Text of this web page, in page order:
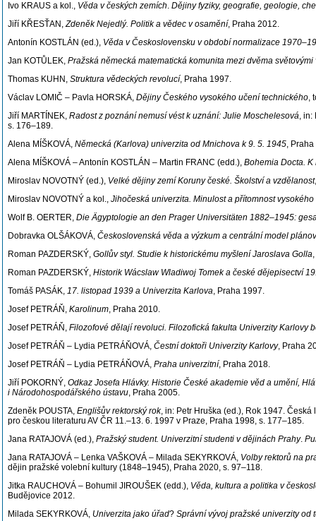
Ivo KRAUS a kol., Věda v českých zemích. Dějiny fyziky, geografie, geologie,
Jiří KŘESŤAN,Zdeněk Nejedlý. Politik a vědec v osamění, Praha 2012.
Antonín KOSTLÁN (ed.), Věda v Československu v období normalizace
Jan KOTŮLEK, Pražská německá matematická komunita mezi dvěma světovými
Thomas KUHN, Struktura vědeckých revolucí, Praha 1997.
Václav LOMIČ – Pavla HORSKÁ, Dějiny Českého vysokého učení technického,
Jiří MARTÍNEK, Radost z poznání nemusí vést k uznání: Julie Moschelesová, in:
s. 176–189.
Alena MÍŠKOVÁ, Německá (Karlova) univerzita od Mnichova k 9. 5. 1945,
Alena MÍŠKOVÁ – Antonín KOSTLÁN – Martin FRANC (edd.), Bohemia Docta.
Miroslav NOVOTNÝ (ed.), Velké dějiny zemí Koruny české. Školství a vzdělanost
Miroslav NOVOTNÝ a kol., Jihočeská univerzita. Minulost a přítomnost
Wolf B. OERTER, Die Ägyptologie an den Prager Universitäten 1882–1945:
Dobravka OLŠÁKOVÁ, Československá věda a výzkum a centrální model
Roman PAZDERSKÝ, Gollův styl. Studie k historickému myšlení Jaroslava Golla
Roman PAZDERSKÝ, Historik Wácslaw Wladiwoj Tomek a české dějepisectví
Tomáš PASÁK, 17. listopad 1939 a Univerzita Karlova, Praha 1997.
Josef PETRÁŇ, Karolinum, Praha 2010.
Josef PETRÁŇ, Filozofové dělají revoluci. Filozofická fakulta Univerzity Karlovy
Josef PETRÁŇ – Lydia PETRÁŇOVÁ, Čestní doktoři Univerzity Karlovy, Praha
Josef PETRÁŇ – Lydia PETRÁŇOVÁ, Praha univerzitní, Praha 2018.
Jiří POKORNÝ, Odkaz Josefa Hlávky. Historie České akademie věd a umění,
i Národohospodářského ústavu, Praha 2005.
Zdeněk POUSTA, Englišův rektorský rok, in: Petr Hruška (ed.), Rok 1947.
pro českou literaturu AV ČR 11.–13. 6. 1997 v Praze, Praha 1998, s. 177–185.
Jana RATAJOVÁ (ed.), Pražský student. Univerzitní studenti v dějinách Prahy.
Jana RATAJOVÁ – Lenka VAŠKOVÁ – Milada SEKYRKOVÁ, Volby rektorů na
dějin pražské volební kultury (1848–1945), Praha 2020, s. 97–118.
Jitka RAUCHOVÁ – Bohumil JIROUŠEK (edd.), Věda, kultura a politika v
Budějovice 2012.
Milada SEKYRKOVÁ, Univerzita jako úřad? Správní vývoj pražské univerzity od